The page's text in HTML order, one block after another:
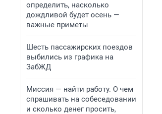
определить, насколько
дождливой будет осень —
важные приметы
Шесть пассажирских поездов
выбились из графика на
ЗабЖД
Миссия — найти работу. О чем
спрашивать на собеседовании
и сколько денег просить,